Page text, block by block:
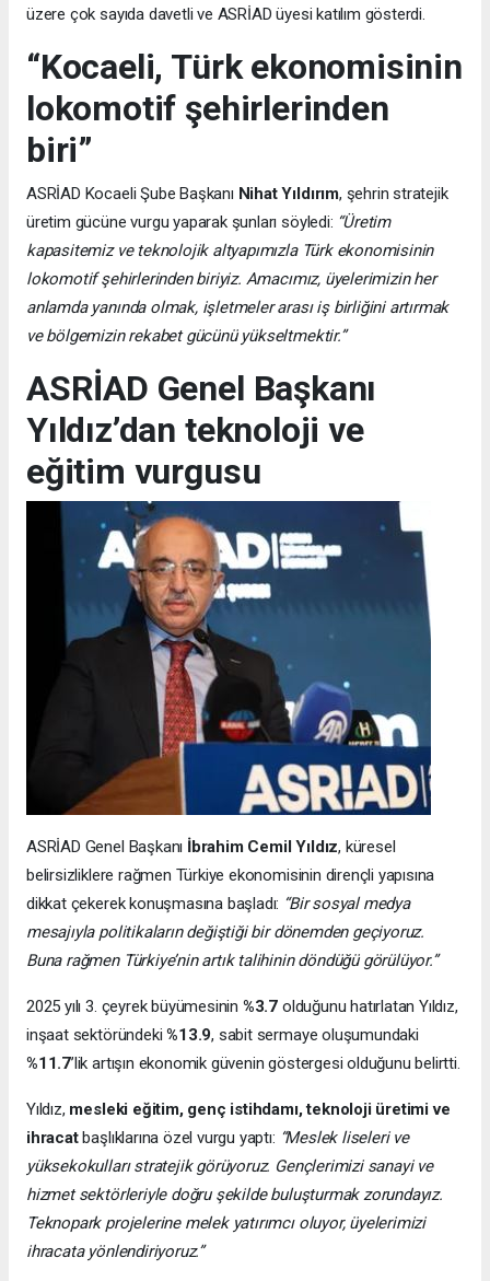
üzere çok sayıda davetli ve ASRİAD üyesi katılım gösterdi.
“Kocaeli, Türk ekonomisinin
lokomotif şehirlerinden
biri”
ASRİAD Kocaeli Şube Başkanı Nihat Yıldırım, şehrin stratejik
üretim gücüne vurgu yaparak şunları söyledi: “Üretim
kapasitemiz ve teknolojik altyapımızla Türk ekonomisinin
lokomotif şehirlerinden biriyiz. Amacımız, üyelerimizin her
anlamda yanında olmak, işletmeler arası iş birliğini artırmak
ve bölgemizin rekabet gücünü yükseltmektir.”
ASRİAD Genel Başkanı
Yıldız’dan teknoloji ve
eğitim vurgusu
ASRİAD Genel Başkanı İbrahim Cemil Yıldız, küresel
belirsizliklere rağmen Türkiye ekonomisinin dirençli yapısına
dikkat çekerek konuşmasına başladı: “Bir sosyal medya
mesajıyla politikaların değiştiği bir dönemden geçiyoruz.
Buna rağmen Türkiye’nin artık talihinin döndüğü görülüyor.”
2025 yılı 3. çeyrek büyümesinin %3.7 olduğunu hatırlatan Yıldız,
inşaat sektöründeki%13.9, sabit sermaye oluşumundaki
%11.7’lik artışın ekonomik güvenin göstergesi olduğunu belirtti.
Yıldız, mesleki eğitim, genç istihdamı, teknoloji üretimi ve
ihracatbaşlıklarına özel vurgu yaptı: “Meslek liseleri ve
yüksekokulları stratejik görüyoruz. Gençlerimizi sanayi ve
hizmet sektörleriyle doğru şekilde buluşturmak zorundayız.
Teknopark projelerine melek yatırımcı oluyor, üyelerimizi
ihracata yönlendiriyoruz.”